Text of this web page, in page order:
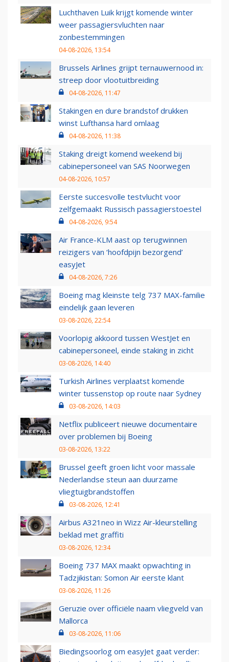
Luchthaven Luik krijgt komende winter
weer passagiersvluchten naar
zonbestemmingen
04-08-2026, 13:54
Brussels Airlines grijpt ternauwernood in:
streep door vlootuitbreiding
04-08-2026, 11:47
Stakingen en dure brandstof drukken
winst Lufthansa hard omlaag
04-08-2026, 11:38
Staking dreigt komend weekend bij
cabinepersoneel van SAS Noorwegen
04-08-2026, 10:57
Eerste succesvolle testvlucht voor
zelfgemaakt Russisch passagierstoestel
04-08-2026, 9:54
Air France-KLM aast op terugwinnen
reizigers van ‘hoofdpijn bezorgend’
easyJet
04-08-2026, 7:26
Boeing mag kleinste telg 737 MAX-familie
eindelijk gaan leveren
03-08-2026, 22:54
Voorlopig akkoord tussen WestJet en
cabinepersoneel, einde staking in zicht
03-08-2026, 14:40
Turkish Airlines verplaatst komende
winter tussenstop op route naar Sydney
03-08-2026, 14:03
Netflix publiceert nieuwe documentaire
over problemen bij Boeing
03-08-2026, 13:22
Brussel geeft groen licht voor massale
Nederlandse steun aan duurzame
vliegtuigbrandstoffen
03-08-2026, 12:41
Airbus A321neo in Wizz Air-kleurstelling
beklad met graffiti
03-08-2026, 12:34
Boeing 737 MAX maakt opwachting in
Tadzjikistan: Somon Air eerste klant
03-08-2026, 11:26
Geruzie over officiële naam vliegveld van
Mallorca
03-08-2026, 11:06
Biedingsoorlog om easyJet gaat verder: